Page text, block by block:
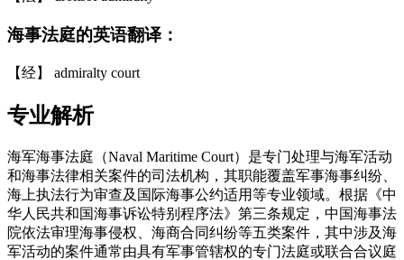
海事法庭的英语翻译：
【经】 admiralty court
专业解析
海军海事法庭（Naval Maritime Court）是专门处理与海军活动
和海事法律相关案件的司法机构，其职能覆盖军事海事纠纷、
海上执法行为审查及国际海事公约适用等专业领域。根据《中
华人民共和国海事诉讼特别程序法》第三条规定，中国海事法
院依法审理海事侵权、海商合同纠纷等五类案件，其中涉及海
军活动的案件通常由具有军事管辖权的专门法庭或联合合议庭